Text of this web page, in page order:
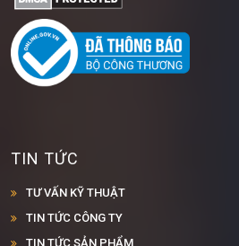
TƯ VẤN KỸ THUẬT
TIN TỨC CÔNG TY
TIN TỨC SẢN PHẨM